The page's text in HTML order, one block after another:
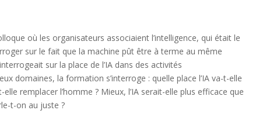
où les organisateurs associaient l’intelligence, qui était le
sur le fait que la machine pût être à terme au même
sur la place de l’IA dans des activités
domaines, la formation s’interroge : quelle place l’IA va-t-elle
remplacer l’homme ? Mieux, l’IA serait-elle plus efficace que
t-on au juste ?